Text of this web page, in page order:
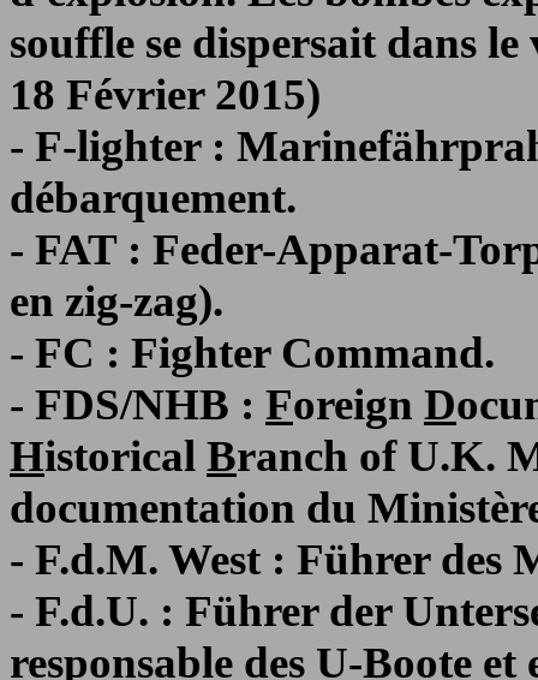
souffle se dispersait dans
18 Février 2015)
- F-lighter :
débarquement.
- FAT : Feder-Apparat-
en zig-zag).
- FC : Fighter Command.
- FDS/NHB : Foreign D
Historical Branch of U.K.
documentation du
- F.d.M. West : Führer des
- F.d.U. : Führer der
responsable des U-Boote